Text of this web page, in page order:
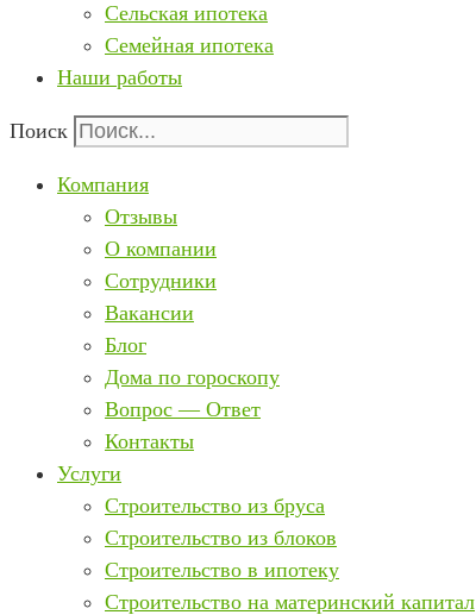
Сельская ипотека
Семейная ипотека
Наши работы
Поиск
Компания
Отзывы
О компании
Сотрудники
Вакансии
Блог
Дома по гороскопу
Вопрос — Ответ
Контакты
Услуги
Строительство из бруса
Строительство из блоков
Строительство в ипотеку
Строительство на материнский капитал